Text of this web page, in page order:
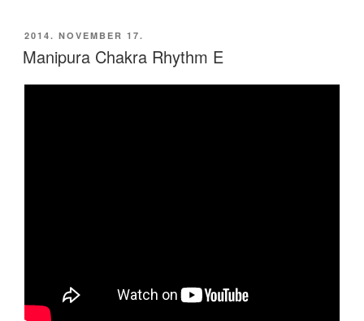
BEKÜLDVE:
2014. NOVEMBER 17.
Manipura Chakra Rhythm E